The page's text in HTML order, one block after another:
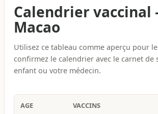
Calendrier vaccinal
Macao
Utilisez ce tableau comme aperçu pour
confirmez le calendrier avec le carnet de
enfant ou votre médecin.
AGE VACCINS